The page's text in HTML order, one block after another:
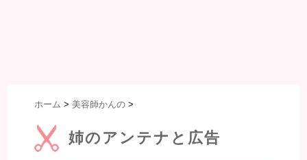
ホーム > 美容師かんの >
姉のアンテナと広告